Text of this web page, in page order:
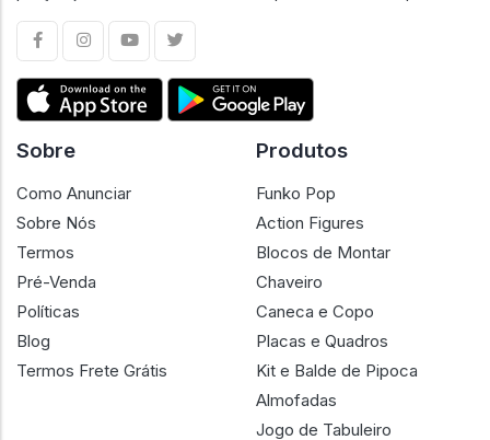
Sobre
Como Anunciar
Sobre Nós
Termos
Pré-Venda
Políticas
Blog
Termos Frete Grátis
Produtos
Funko Pop
Action Figures
Blocos de Montar
Chaveiro
Caneca e Copo
Placas e Quadros
Kit e Balde de Pipoca
Almofadas
Jogo de Tabuleiro